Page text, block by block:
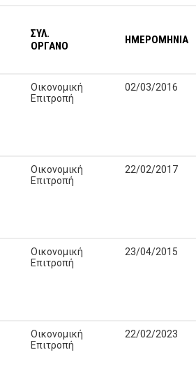
ΣΥΛ.
ΟΡΓΑΝΟ
ΗΜΕΡΟΜΗΝΙΑ
Οικονομική
Επιτροπή
02/03/2016
Οικονομική
Επιτροπή
22/02/2017
Οικονομική
Επιτροπή
23/04/2015
Οικονομική
Επιτροπή
22/02/2023